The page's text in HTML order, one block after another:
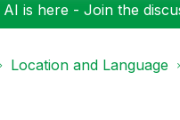
is here - Join the
Location and Language